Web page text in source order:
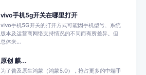
vivo手机5g开关在哪里打开
vivo手机5G开关的打开方式可能因手机型号、系统
版本及运营商网络支持情况的不同而有所差异。但
总体来...
原创 麒...
为了普及原生鸿蒙（鸿蒙5.0），抢占更多的中端手